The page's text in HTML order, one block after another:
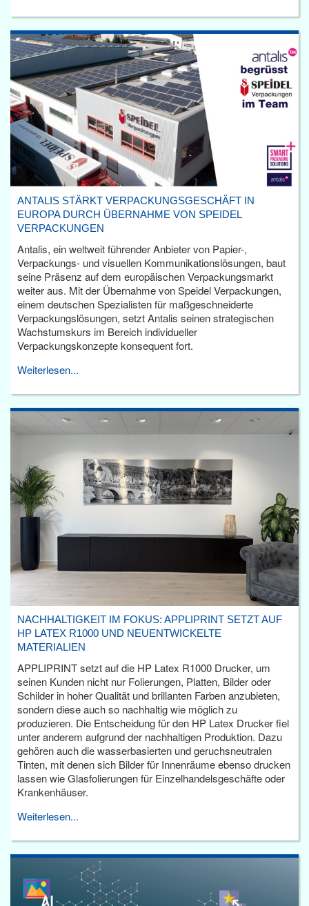
ANTALIS STÄRKT VERPACKUNGSGESCHÄFT IN
EUROPA DURCH ÜBERNAHME VON SPEIDEL
VERPACKUNGEN
Antalis, ein weltweit führender Anbieter von Papier-,
Verpackungs- und visuellen Kommunikationslösungen, baut
seine Präsenz auf dem europäischen Verpackungsmarkt
weiter aus. Mit der Übernahme von Speidel Verpackungen,
einem deutschen Spezialisten für maßgeschneiderte
Verpackungslösungen, setzt Antalis seinen strategischen
Wachstumskurs im Bereich individueller
Verpackungskonzepte konsequent fort.
Weiterlesen...
NACHHALTIGKEIT IM FOKUS: APPLIPRINT SETZT AUF
HP LATEX R1000 UND NEUENTWICKELTE
MATERIALIEN
APPLIPRINT setzt auf die HP Latex R1000 Drucker, um
seinen Kunden nicht nur Folierungen, Platten, Bilder oder
Schilder in hoher Qualität und brillanten Farben anzubieten,
sondern diese auch so nachhaltig wie möglich zu
produzieren. Die Entscheidung für den HP Latex Drucker fiel
unter anderem aufgrund der nachhaltigen Produktion. Dazu
gehören auch die wasserbasierten und geruchsneutralen
Tinten, mit denen sich Bilder für Innenräume ebenso drucken
lassen wie Glasfolierungen für Einzelhandelsgeschäfte oder
Krankenhäuser.
Weiterlesen...